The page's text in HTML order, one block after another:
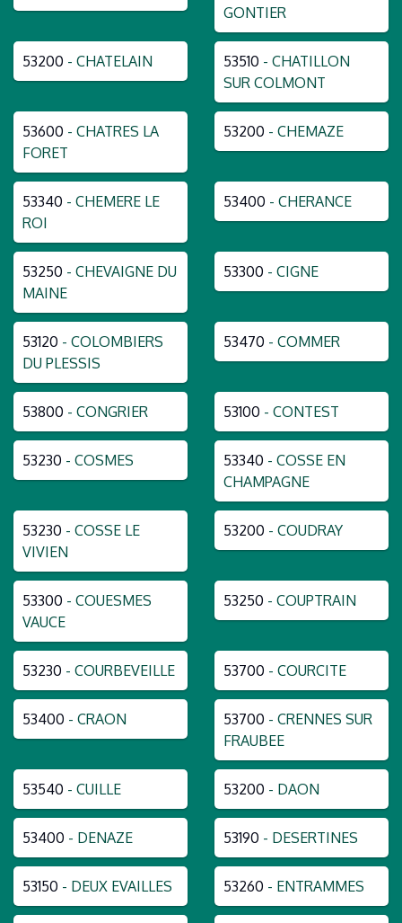
GONTIER
53200 - CHATELAIN 53510 - CHATILLON
SUR COLMONT
53600 - CHATRES LA
FORET
53200 - CHEMAZE
53340 - CHEMERE LE
ROI
53400 - CHERANCE
53250 - CHEVAIGNE DU
MAINE
53300 - CIGNE
53120 - COLOMBIERS
DU PLESSIS
53470 - COMMER
53800 - CONGRIER 53100 - CONTEST
53230 - COSMES 53340 - COSSE EN
CHAMPAGNE
53230 - COSSE LE
VIVIEN
53200 - COUDRAY
53300 - COUESMES
VAUCE
53250 - COUPTRAIN
53230 - COURBEVEILLE 53700 - COURCITE
53400 - CRAON 53700 - CRENNES SUR
FRAUBEE
53540 - CUILLE 53200 - DAON
53400 - DENAZE 53190 - DESERTINES
53150 - DEUX EVAILLES 53260 - ENTRAMMES